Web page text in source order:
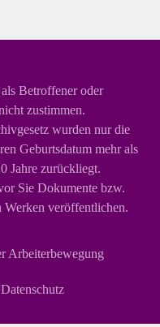
Betroffener oder
zustimmen.
wurden nur die
Geburtsdatum mehr als
Jahre zurückliegt.
Sie Dokumente bzw.
Werken veröffentlichen.
Arbeiterbewegung
Datenschutz